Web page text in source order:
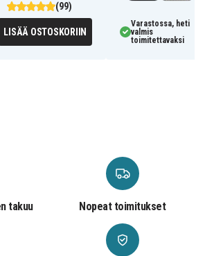
(99)
LISÄÄ OSTOSKORIIN
Varastossa, heti
valmis
toimitettavaksi
takuu Nopeat toimitukset